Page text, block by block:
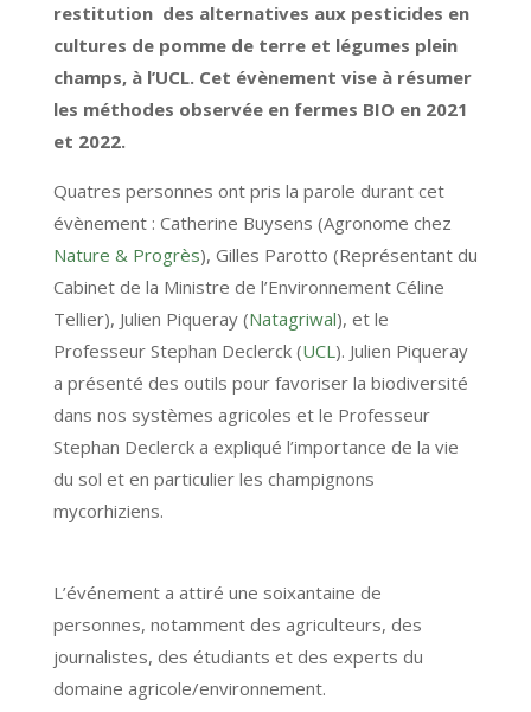
restitution des alternatives aux pesticides en
cultures de pomme de terre et légumes plein
champs, à l’UCL. Cet évènement vise à résumer
les méthodes observée en fermes BIO en 2021
et 2022.
Quatres personnes ont pris la parole durant cet
évènement : Catherine Buysens (Agronome chez
Nature & Progrès), Gilles Parotto (Représentant du
Cabinet de la Ministre de l’Environnement Céline
Tellier), Julien Piqueray (Natagriwal), et le
Professeur Stephan Declerck (UCL). Julien Piqueray
a présenté des outils pour favoriser la biodiversité
dans nos systèmes agricoles et le Professeur
Stephan Declerck a expliqué l’importance de la vie
du sol et en particulierles champignons
mycorhiziens.
L’événement a attiré une soixantaine de
personnes, notamment des agriculteurs, des
journalistes, des étudiants et des experts du
domaine agricole/environnement.